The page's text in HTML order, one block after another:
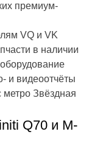
премиум-
VQ и VK
в наличии
и видеоотчёты
Звёздная
Q70 и M-